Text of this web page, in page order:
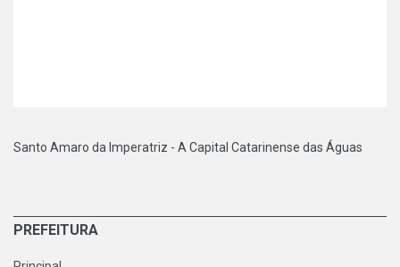
Santo Amaro da Imperatriz - A Capital Catarinense das Águas
PREFEITURA